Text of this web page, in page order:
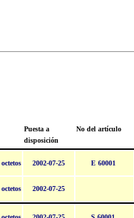
Puesta a
disposición
No del artículo
2002-07-25 E 60001
2002-07-25